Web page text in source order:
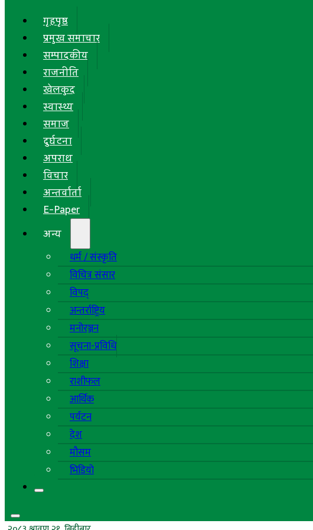
गृहपृष्ठ
प्रमुख समाचार
सम्पादकीय
राजनीति
खेलकुद
स्वास्थ्य
समाज
दुर्घटना
अपराध
विचार
अन्तर्वार्ता
E-Paper
अन्य
धर्म / संस्कृति
विचित्र संसार
विपद्
अन्तर्राष्ट्रिय
मनोरञ्जन
सूचना-प्रविधि
शिक्षा
राशीफल
आर्थिक
पर्यटन
देश
मौसम
भिडियो